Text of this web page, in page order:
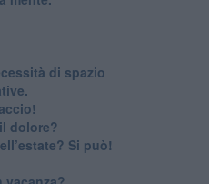
di spazio
dolore?
Si può!